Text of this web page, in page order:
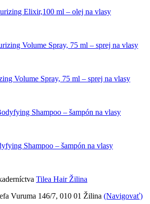
Elixir,100 ml – olej na vlasy
Volume Spray, 75 ml – sprej na vlasy
Shampoo – šampón na vlasy
Tilea Hair Žilina
Vuruma 146/7, 010 01 Žilina (Navigovať)